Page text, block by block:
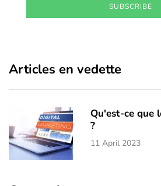
SUBSCRIBE
Articles en vedette
Qu'est-ce que
?
11 April 2023